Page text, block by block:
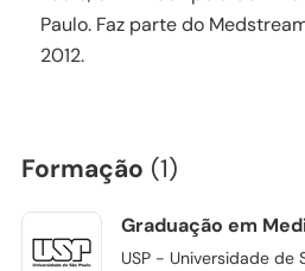
Paulo. Faz parte do
2012.
Formação (1)
Graduação em
USP - Universidade de